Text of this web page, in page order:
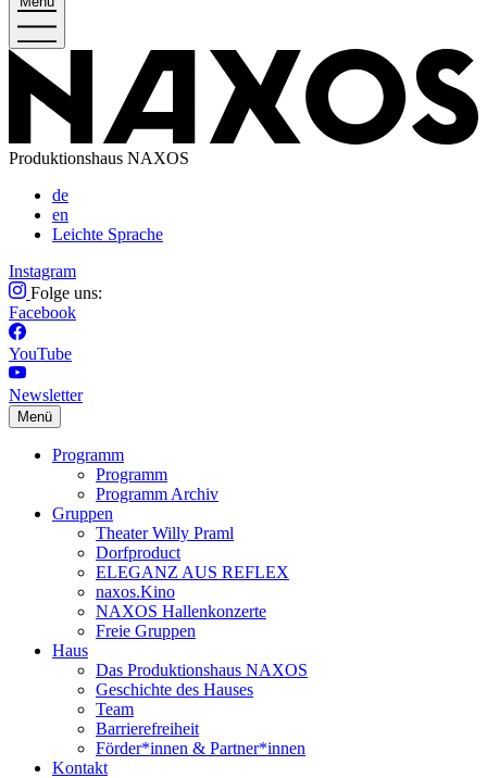
Produktionshaus NAXOS
de
en
Leichte Sprache
Instagram
Folge uns:
Facebook
YouTube
Newsletter
Menü
Programm
Programm
Programm Archiv
Gruppen
Theater Willy Praml
Dorfproduct
ELEGANZ AUS REFLEX
naxos.Kino
NAXOS Hallenkonzerte
Freie Gruppen
Haus
Das Produktionshaus NAXOS
Geschichte des Hauses
Team
Barrierefreiheit
Förder*innen & Partner*innen
Kontakt